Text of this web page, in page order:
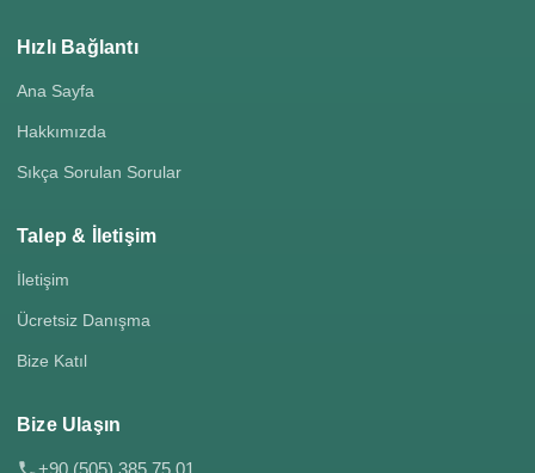
Hızlı Bağlantı
Ana Sayfa
Hakkımızda
Sıkça Sorulan Sorular
Talep & İletişim
İletişim
Ücretsiz Danışma
Bize Katıl
Bize Ulaşın
+90 (505) 385 75 01